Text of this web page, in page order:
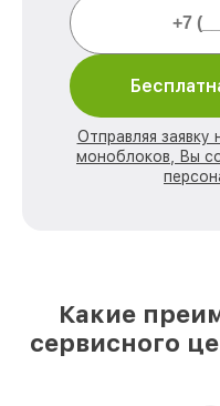
Отправляя
моноблоков, Вы
Какие
сервисного